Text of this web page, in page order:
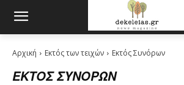
Αρχική Εκτός των τειχών Εκτός Συνόρων
ΕΚΤΌΣ ΣΥΝΌΡΩΝ